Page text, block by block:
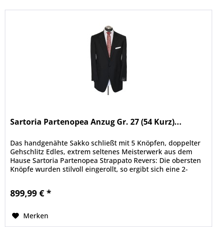
Sartoria Partenopea Anzug Gr. 27 (54 Kurz)...
Das handgenähte Sakko schließt mit 5 Knöpfen, doppelter
Gehschlitz Edles, extrem seltenes Meisterwerk aus dem
Hause Sartoria Partenopea Strappato Revers: Die obersten
Knöpfe wurden stilvoll eingerollt, so ergibt sich eine 2-
899,99 € *
Merken